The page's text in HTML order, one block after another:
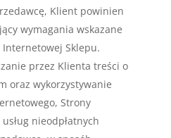
Klient powinien
wymagania wskazane
Sklepu.
przez Klienta treści o
oraz wykorzystywanie
Strony
nieodpłatnych